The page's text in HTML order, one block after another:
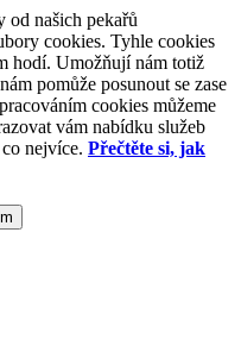
od našich pekařů
cookies. Tyhle cookies
hodí. Umožňují nám totiž
pomůže posunout se zase
cookies můžeme
vám nabídku služeb
nejvíce. Přečtěte si, jak